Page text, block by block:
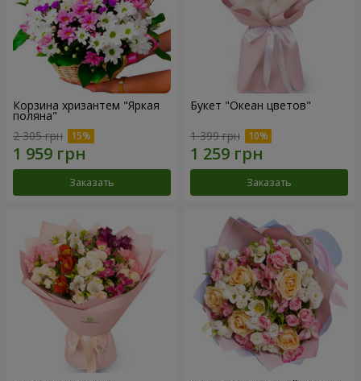
Корзина хризантем "Яркая
поляна"
2 305 грн
Заказать
Букет "Океан цветов"
1 399 грн
Заказать